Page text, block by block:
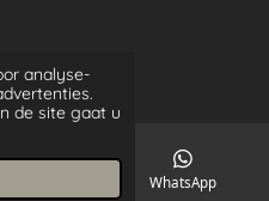
analyse-
de site gaat u
WhatsApp